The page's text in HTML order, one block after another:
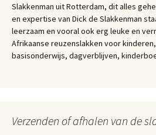
Slakkenman uit Rotterdam, dit alles
en expertise van Dick de Slakkenman
leerzaam en vooral ook erg leuke en
Afrikaanse reuzenslakken voor
basisonderwijs, dagverblijven,
Verzenden of afhalen van de